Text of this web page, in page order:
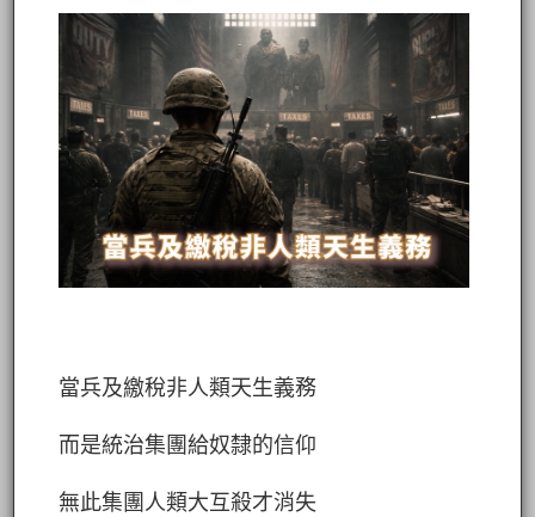
當兵及繳稅非人類天生義務
而是統治集團給奴隸的信仰
無此集團人類大互殺才消失